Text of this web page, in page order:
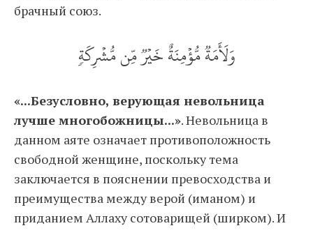
брачный союз.
وَلَأَمَةٞ مُّؤۡمِنَةٌ خَيۡرٞ مِّن مُّشۡرِكَةٖ
«...Безусловно, верующая невольница
лучше многобожницы...». Невольница в
данном аяте означает противоположность
свободной женщине, поскольку тема
заключается в пояснении превосходства и
преимущества между верой (иманом) и
приданием Аллаху сотоварищей (ширком). И